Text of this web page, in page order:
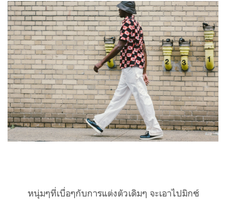
หนุ่มๆที่เบื่อๆกับการแต่งตัวเดิมๆ จะเอาไปมิกซ์